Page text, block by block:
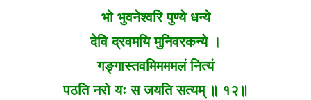
भो भुवनेश्वरि पुण्ये धन्ये
देवि द्रवमयि मुनिवरकन्ये ।
गङ्गास्तवमिमममलं नित्यं
पठति नरो यः स जयति सत्यम् ॥ १२॥